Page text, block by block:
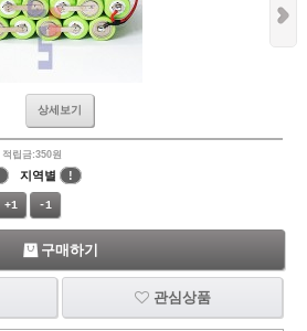
상세보기
적립금:350원
지역별 !
+1 -1
구매하기
관심상품